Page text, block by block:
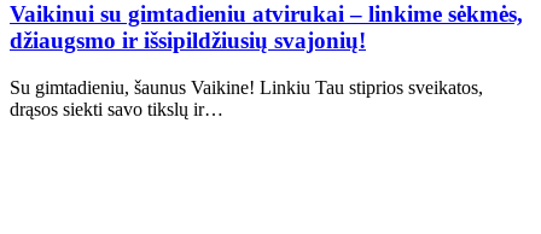
Vaikinui su gimtadieniu atvirukai – linkime sėkmės,
džiaugsmo ir išsipildžiusių svajonių!
Su gimtadieniu, šaunus Vaikine! Linkiu Tau stiprios sveikatos,
drąsos siekti savo tikslų ir…